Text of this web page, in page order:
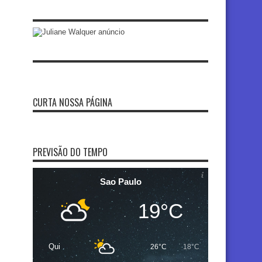
CURTA NOSSA PÁGINA
PREVISÃO DO TEMPO
Sao Paulo
19°C
Qui 26°C 18°C